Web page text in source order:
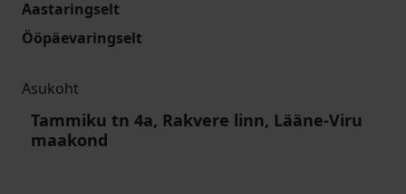
Aastaringselt
Ööpäevaringselt
Asukoht
Tammiku tn 4a, Rakvere linn, Lääne-Viru
maakond